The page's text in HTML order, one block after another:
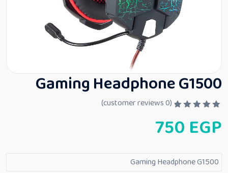
Gaming Headphone G1500
م
ا
ي
(
0
750 EGP
Gaming Headphone G1500